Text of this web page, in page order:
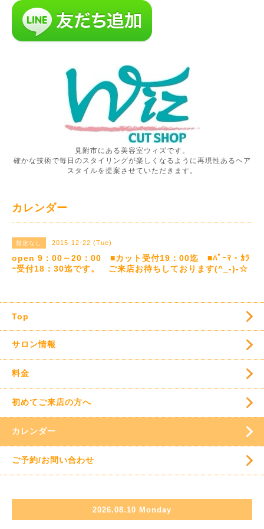
見附市にある美容室ウィズです。
確かな技術で毎日のスタイリングが楽しくなるように再現性あるヘア
スタイルを提案させていただきます。
カレンダー
指定なし 2015-12-22 (Tue)
open 9：00～20：00 ■カット受付19：00迄 ■ﾊﾟｰﾏ・ｶﾗ
ｰ受付18：30迄です。 ご来店お待ちしております(^_-)-☆
Top
サロン情報
料金
初めてご来店の方へ
カレンダー
ご予約/お問い合わせ
2026.08.10 Monday